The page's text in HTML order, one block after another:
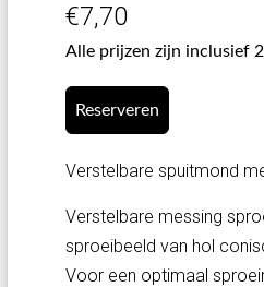
€7,70
Alle prijzen zijn inclusief
Reserveren
Verstelbare spuitmond
Verstelbare messing
sproeibeeld van hol
Voor een optimaal